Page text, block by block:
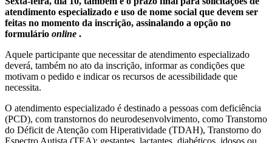
atendimento especializado e uso de nome social que devem ser
feitas no momento da inscrição, assinalando a opção no
formulário online .
Aquele participante que necessitar de atendimento especializado
deverá, também no ato da inscrição, informar as condições que
motivam o pedido e indicar os recursos de acessibilidade que
necessita.
O atendimento especializado é destinado a pessoas com deficiência
(PCD), com transtornos do neurodesenvolvimento, como Transtorno
do Déficit de Atenção com Hiperatividade (TDAH), Transtorno do
Espectro Autista (TEA); gestantes, lactantes, diabéticos, idosos ou